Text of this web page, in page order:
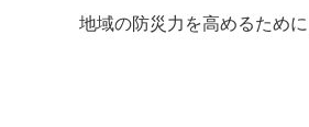
地域の防災力を高めるため